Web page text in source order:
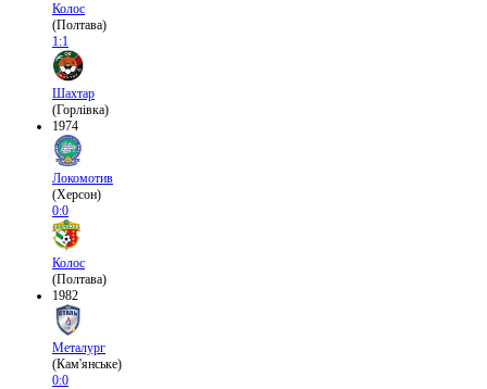
Колос
(Полтава)
1:1
Шахтар
(Горлівка)
1974
Локомотив
(Херсон)
0:0
Колос
(Полтава)
1982
Металург
(Кам'янське)
0:0